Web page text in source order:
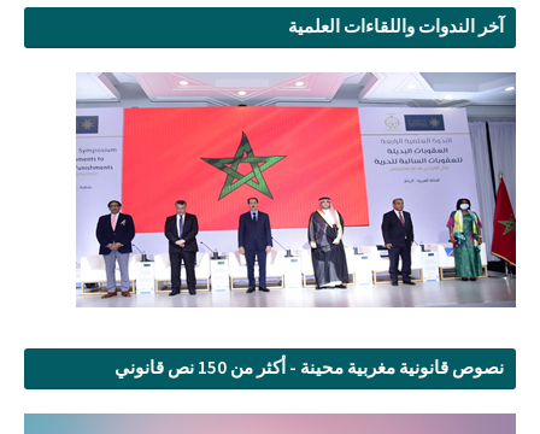
آخر الندوات واللقاءات العلمية
نصوص قانونية مغربية محينة - أكثر من 150 نص قانوني